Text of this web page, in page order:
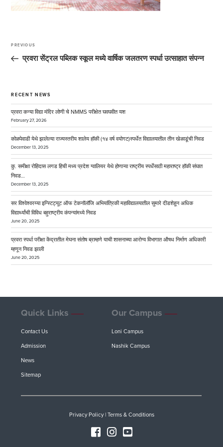
navigation
Previous
Post
PREVIOUS
प्रवरा सेंट्रल पब्लिक स्कूल मध्ये वार्षिक जलतरण स्पर्धा उत्साहात संपन्न
RECENT NEWS
प्रवरा कन्या विद्या मंदिर लोणी चे NMMS परीक्षेत घवघवीत यश
February 27, 2026
कोळपेवाडी येथे झालेल्या राज्यस्तरीय शालेय हॉकी (१४ वर्ष वयोगट)स्पर्धेत विद्यालयातील तीन खेळाडूंची निवड
December 13, 2025
कु. समीक्षा रोहिदास लगड हिची मध्य प्रदेश ग्वालियर येथे होणाऱ्या राष्ट्रीय स्पर्धेसाठी महाराष्ट्र हॉकी संघात
निवड…
December 13, 2025
सर विश्वेश्वरय्या इन्स्टिट्यूट ऑफ टेकनॉलॉजि अभियांत्रिकी महाविद्यालयातील सुमारे दीडशेहून अधिक
विद्यार्थ्यांची विविध बहुराष्ट्रीय कंपन्यांमध्ये निवड
June 20, 2025
प्रवरा स्पर्धा परीक्षा केंद्रातील मेघना संतोष ब्राम्हणे याची शासनाच्या आरोग्य विभागात औषध निर्माण अधिकारी
म्हणून निवड झाली
June 20, 2025
Quick Links
Contact Us
Admission
News
Sitemap
Our Campus
Loni Campus
Nashik Campus
Privacy Policy| Terms & Conditions